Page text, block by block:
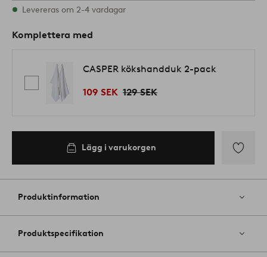
I lager
Levereras om 2-4 vardagar
Komplettera med
CASPER kökshandduk 2-pack
109 SEK 129 SEK
Lägg i varukorgen
till
favoriter
Produktinformation
Produktspecifikation